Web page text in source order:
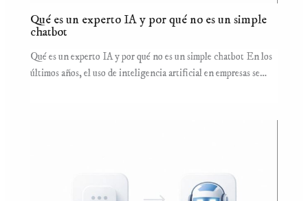
Qué es un experto IA y por qué no es un simple
chatbot
Qué es un experto IA y por qué no es un simple chatbot En los
últimos años, el uso de inteligencia artificial en empresas se…